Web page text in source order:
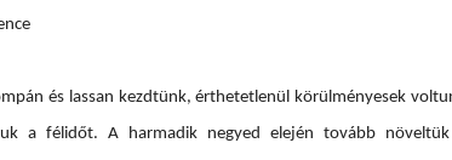
és lassan kezdtünk, érthetetlenül körülményesek
a félidőt. A harmadik negyed elején tovább